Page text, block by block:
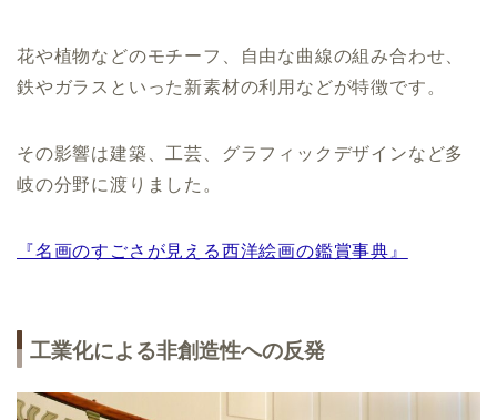
花や植物などのモチーフ、自由な曲線の組み合わせ、
鉄やガラスといった新素材の利用などが特徴です。
その影響は建築、工芸、グラフィックデザインなど多
岐の分野に渡りました。
『名画のすごさが見える西洋絵画の鑑賞事典』
工業化による非創造性への反発